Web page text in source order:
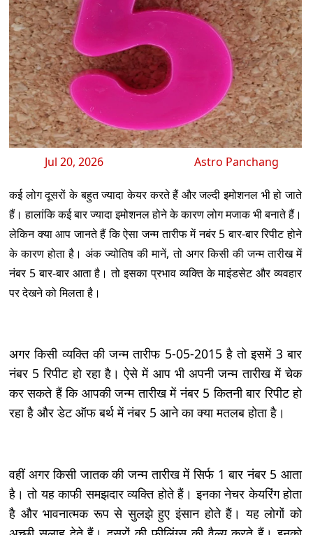
Jul 20, 2026 Astro Panchang
कई लोग दूसरों के बहुत ज्यादा केयर करते हैं और जल्दी इमोशनल भी हो जाते
हैं। हालांकि कई बार ज्यादा इमोशनल होने के कारण लोग मजाक भी बनाते हैं।
लेकिन क्या आप जानते हैं कि ऐसा जन्म तारीफ में नबंर 5 बार-बार रिपीट होने
के कारण होता है। अंक ज्योतिष की मानें, तो अगर किसी की जन्म तारीख में
नंबर 5 बार-बार आता है। तो इसका प्रभाव व्यक्ति के माइंडसेट और व्यवहार
पर देखने को मिलता है।
अगर किसी व्यक्ति की जन्म तारीफ 5-05-2015 है तो इसमें 3 बार
नंबर 5 रिपीट हो रहा है। ऐसे में आप भी अपनी जन्म तारीख में चेक
कर सकते हैं कि आपकी जन्म तारीख में नंबर 5 कितनी बार रिपीट हो
रहा है और डेट ऑफ बर्थ में नंबर 5 आने का क्या मतलब होता है।
वहीं अगर किसी जातक की जन्म तारीख में सिर्फ 1 बार नंबर 5 आता
है। तो यह काफी समझदार व्यक्ति होते हैं। इनका नेचर केयरिंग होता
है और भावनात्मक रूप से सुलझे हुए इंसान होते हैं। यह लोगों को